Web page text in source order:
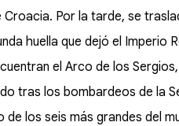
Por la tarde, se
huella que dejó el Imperio
el Arco de los
tras los bombardeos de la
de los seis más grandes del